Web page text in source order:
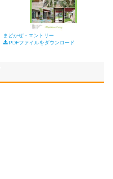
まどかぜ・エントリー
PDFファイルをダウンロード